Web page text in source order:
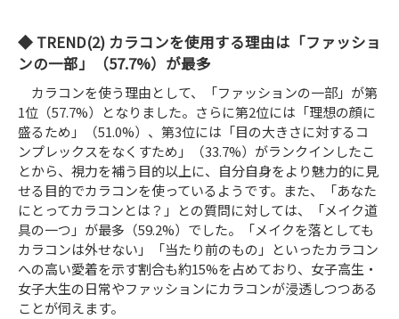
TREND(2) カラコンを使用する理由は「ファッショ
ンの一部」（57.7%）が最多
カラコンを使う理由として、「ファッションの一部」が第
1位（57.7%）となりました。さらに第2位には「理想の顔に
盛るため」（51.0%）、第3位には「目の大きさに対するコ
ンプレックスをなくすため」（33.7%）がランクインしたこ
とから、視力を補う目的以上に、自分自身をより魅力的に見
せる目的でカラコンを使っているようです。また、「あなた
にとってカラコンとは？」との質問に対しては、「メイク道
具の一つ」が最多（59.2%）でした。「メイクを落としても
カラコンは外せない」「当たり前のもの」といったカラコン
への高い愛着を示す割合も約15%を占めており、女子高生・
女子大生の日常やファッションにカラコンが浸透しつつある
ことが伺えます。